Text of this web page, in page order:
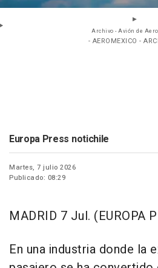
Archivo - Avión de
- AEROMEXICO -
Europa Press notichile
Martes, 7 julio 2026
Publicado: 08:29
MADRID 7 Jul. (EUROPA
En una industria donde la